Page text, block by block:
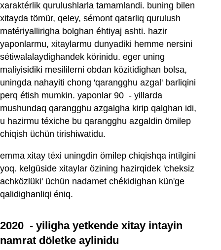
xaraktérlik qurulushlarla tamamlandi. buning bilen
xitayda tömür, qeley, sémont qatarliq qurulush
matériyallirigha bolghan éhtiyaj ashti. hazir
yaponlarmu, xitaylarmu dunyadiki hemme nersini
sétiwalalaydighandek körinidu. eger uning
maliyisidiki mesililerni obdan közitidighan bolsa,
uningda nahayiti chong 'qarangghu azgal' barliqini
perq étish mumkin. yaponlar 90 ‏ - yillarda
mushundaq qarangghu azgalgha kirip qalghan idi,
u hazirmu téxiche bu qarangghu azgaldin ömilep
chiqish üchün tirishiwatidu.
emma xitay téxi uningdin ömilep chiqishqa intilgini
yoq. kelgüside xitaylar özining hazirqidek 'cheksiz
achközlüki' üchün nadamet chékidighan kün'ge
qalidighanliqi éniq.
2020 ‏ - yiligha yetkende xitay intayin
namrat döletke aylinidu